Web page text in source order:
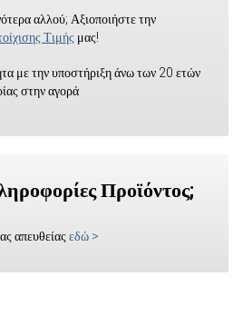
αλλού; Αξιοποιήστε την
Τιμής μας!
με την υποστήριξη άνω των 20 ετών
στην αγορά
Προϊόντος;
απευθείας εδώ >